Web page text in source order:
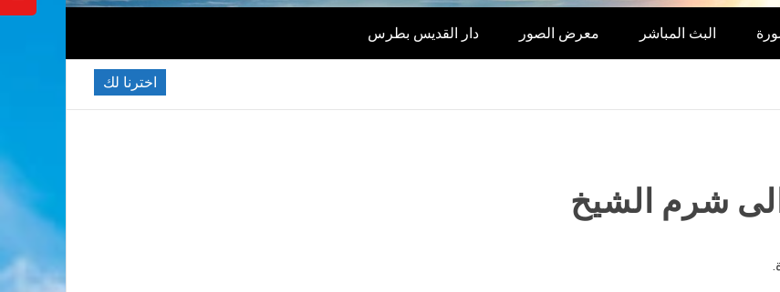
البث المباشر معرض الصور دار القديس بطرس
اخترنا لك
شرم الشيخ